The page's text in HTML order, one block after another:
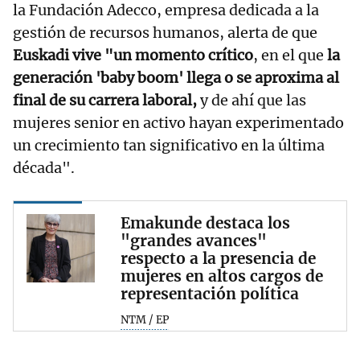
la Fundación Adecco, empresa dedicada a la
gestión de recursos humanos, alerta de que
Euskadi vive "un momento crítico, en el que la
generación 'baby boom' llega o se aproxima al
final de su carrera laboral,y de ahí que las
mujeres senior en activo hayan experimentado
un crecimiento tan significativo en la última
década".
Emakunde destaca los
"grandes avances"
respecto a la presencia de
mujeres en altos cargos de
representación política
NTM / EP